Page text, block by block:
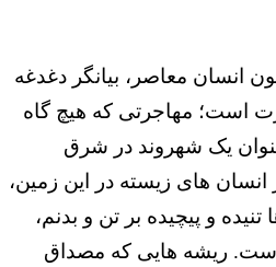
انسان معاصر، بیانگر دغدغه
است؛ مهاجرتی که هیچ گاه
یک شهروند در شرق
انسان های زیسته در این زمین،
و پیچیده بر تن و بدنم،
ریشه هایی که مصداق